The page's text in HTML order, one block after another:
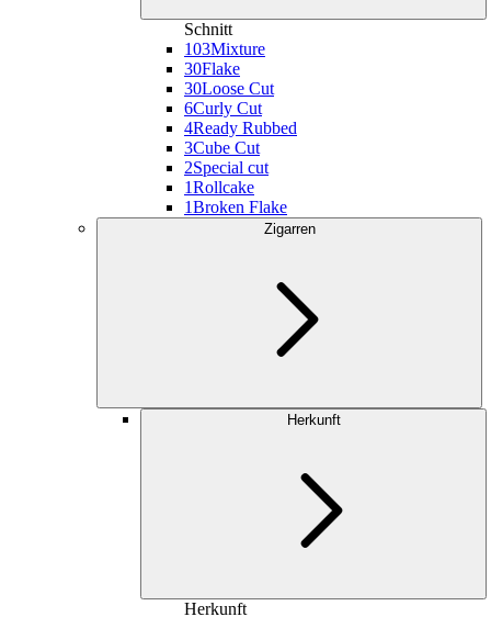
Schnitt
103Mixture
30Flake
30Loose Cut
6Curly Cut
4Ready Rubbed
3Cube Cut
2Special cut
1Rollcake
1Broken Flake
Zigarren
Herkunft
Herkunft